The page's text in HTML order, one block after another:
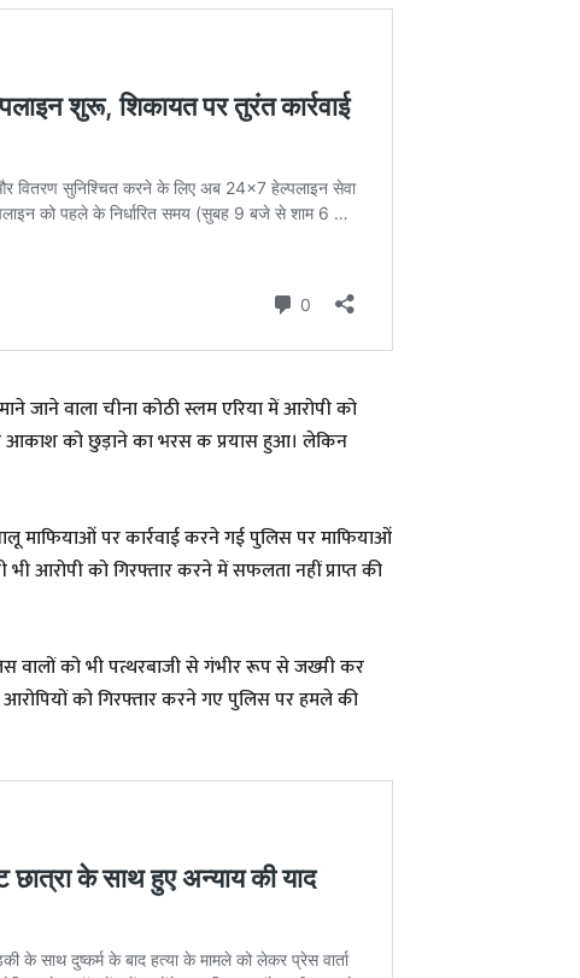
जाने वाला चीना कोठी स्लम एरिया में आरोपी को
आकाश को छुड़ाने का भरस क प्रयास हुआ। लेकिन
माफियाओं पर कार्रवाई करने गई पुलिस पर माफियाओं
आरोपी को गिरफ्तार करने में सफलता नहीं प्राप्त की
वालों को भी पत्थरबाजी से गंभीर रूप से जख्मी कर
आरोपियों को गिरफ्तार करने गए पुलिस पर हमले की